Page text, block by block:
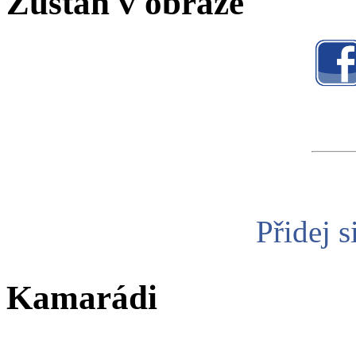
Přidej
Kamarádi